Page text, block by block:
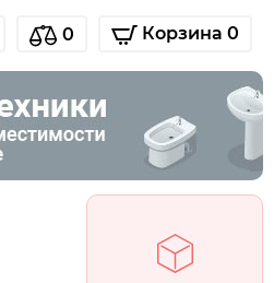
0 Корзина 0